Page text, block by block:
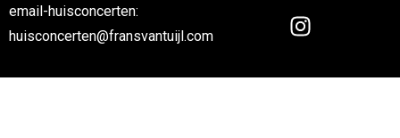
email-huisconcerten:
huisconcerten@fransvantuijl.com